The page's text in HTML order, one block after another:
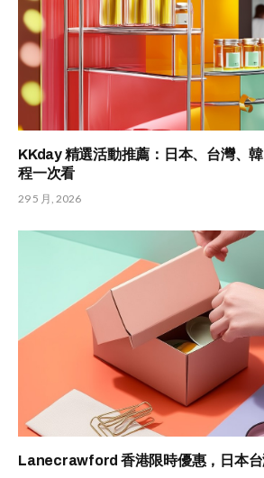
KKday 精選活動推薦：日本、台灣、
程一次看
29 5 月, 2026
Lanecrawford 香港限時優惠，日本台